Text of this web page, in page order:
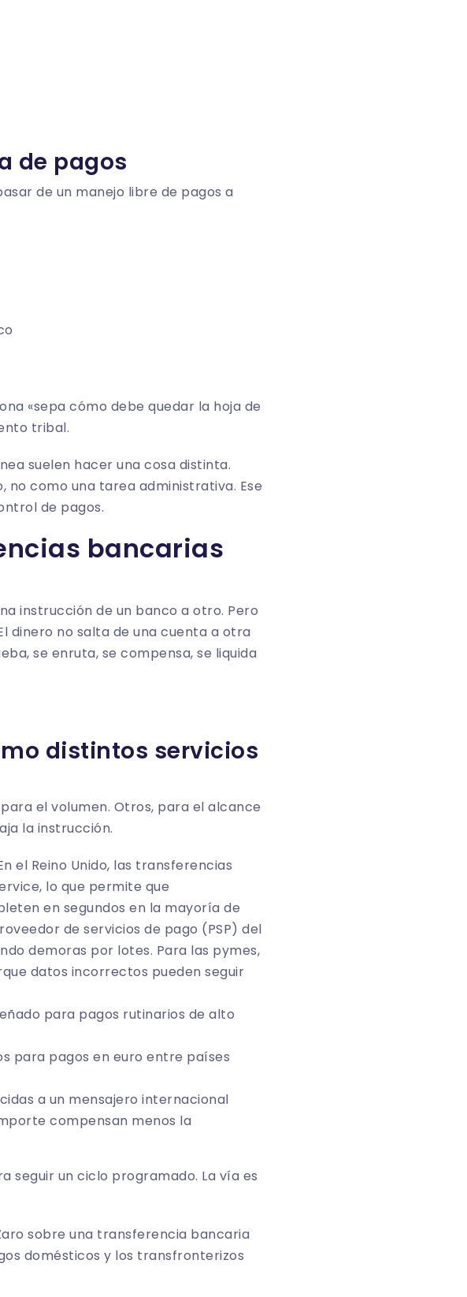
de pagos
de un manejo libre de pagos a
«sepa cómo debe quedar la hoja de
tribal.
suelen hacer una cosa distinta.
como una tarea administrativa. Ese
de pagos.
bancarias
instrucción de un banco a otro. Pero
dinero no salta de una cuenta a otra
se enruta, se compensa, se liquida
distintos servicios
el volumen. Otros, para el alcance
la instrucción.
el Reino Unido, las transferencias
lo que permite que
en segundos en la mayoría de
de servicios de pago (PSP) del
demoras por lotes. Para las pymes,
datos incorrectos pueden seguir
para pagos rutinarios de alto
para pagos en euro entre países
a un mensajero internacional
compensan menos la
seguir un ciclo programado. La vía es
sobre una transferencia bancaria
domésticos y los transfronterizos